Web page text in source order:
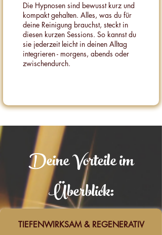
Die Hypnosen sind bewusst kurz und
kompakt gehalten. Alles, was du für
deine Reinigung brauchst, steckt in
diesen kurzen Sessions. So kannst du
sie jederzeit leicht in deinen Alltag
integrieren - morgens, abends oder
zwischendurch.
Deine Vorteile im
Überblick:
TIEFENWIRKSAM & REGENERATIV